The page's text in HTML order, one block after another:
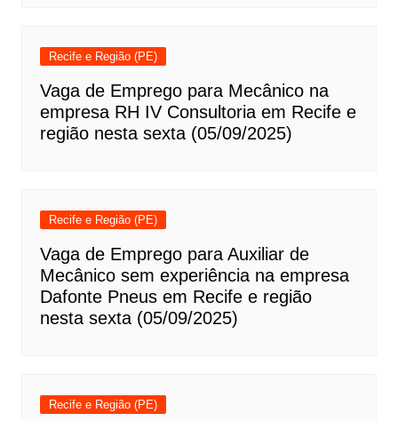
Recife e Região (PE)
Vaga de Emprego para Mecânico na
empresa RH IV Consultoria em Recife e
região nesta sexta (05/09/2025)
Recife e Região (PE)
Vaga de Emprego para Auxiliar de
Mecânico sem experiência na empresa
Dafonte Pneus em Recife e região
nesta sexta (05/09/2025)
Recife e Região (PE)